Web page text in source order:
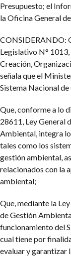
Presupuesto; el
la Oficina General
CONSIDERANDO:
Legislativo N°
Creación,
señala que el
Sistema Nacional
Que, conforme a lo
28611, Ley General
Ambiental, integra
tales como los
gestión ambiental,
relacionados con la
ambiental;
Que, mediante la
de Gestión
funcionamiento del
cual tiene por
evaluar y garantizar